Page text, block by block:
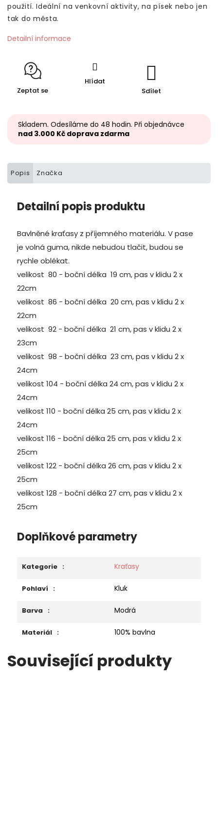
použití. Ideální na venkovní aktivity, na písek nebo jen
tak do města.
Detailní informace
Zeptat se
Hlídat
Sdílet
Skladem. Odesíláme do 48 hodin. Při objednávce
nad 3.000 Kč doprava zdarma
Popis Značka
Detailní popis produktu
Bavlněné kraťasy z příjemného materiálu. V pase
je volná guma, nikde nebudou tlačit, budou se
rychle oblékat.
velikost 80 - boční délka 19 cm, pas v klidu 2 x
22cm
velikost 86 - boční délka 20 cm, pas v klidu 2 x
22cm
velikost 92 - boční délka 21 cm, pas v klidu 2 x
23cm
velikost 98 - boční délka 23 cm, pas v klidu 2 x
24cm
velikost 104 - boční délka 24 cm, pas v klidu 2 x
24cm
velikost 110 - boční délka 25 cm, pas v klidu 2 x
24cm
velikost 116 - boční délka 25 cm, pas v klidu 2 x
25cm
velikost 122 - boční délka 26 cm, pas v klidu 2 x
25cm
velikost 128 - boční délka 27 cm, pas v klidu 2 x
25cm
Doplňkové parametry
Kategorie : Kraťasy
Pohlaví : Kluk
Barva : Modrá
Materiál : 100% bavlna
Související produkty